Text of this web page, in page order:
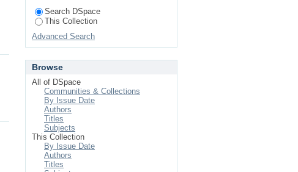
Search DSpace
This Collection
Advanced Search
Browse
All of DSpace
Communities & Collections
By Issue Date
Authors
Titles
Subjects
This Collection
By Issue Date
Authors
Titles